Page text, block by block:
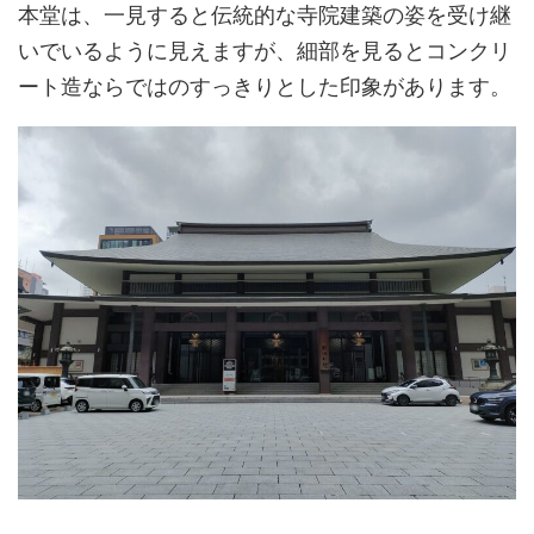
本堂は、一見すると伝統的な寺院建築の姿を受け継
いでいるように見えますが、細部を見るとコンクリ
ート造ならではのすっきりとした印象があります。